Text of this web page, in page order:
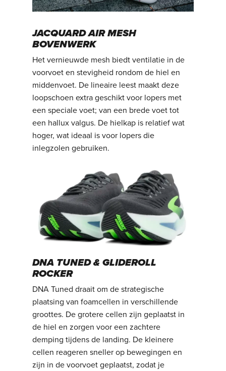
JACQUARD AIR MESH
BOVENWERK
Het vernieuwde mesh biedt ventilatie in de
voorvoet en stevigheid rondom de hiel en
middenvoet. De lineaire leest maakt deze
loopschoen extra geschikt voor lopers met
een speciale voet; van een brede voet tot
een hallux valgus. De hielkap is relatief wat
hoger, wat ideaal is voor lopers die
inlegzolen gebruiken.
DNA TUNED & GLIDEROLL
ROCKER
DNA Tuned draait om de strategische
plaatsing van foamcellen in verschillende
groottes. De grotere cellen zijn geplaatst in
de hiel en zorgen voor een zachtere
demping tijdens de landing. De kleinere
cellen reageren sneller op bewegingen en
zijn in de voorvoet geplaatst, zodat je